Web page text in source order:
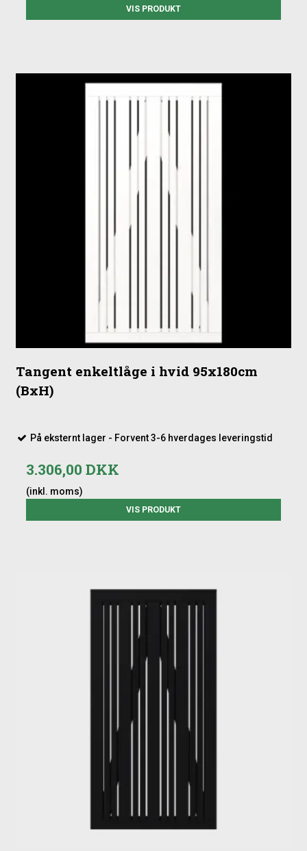
VIS PRODUKT
Tangent enkeltlåge i hvid 95x180cm
(BxH)
På eksternt lager - Forvent 3-6 hverdages leveringstid
3.306,00 DKK
(inkl. moms)
VIS PRODUKT